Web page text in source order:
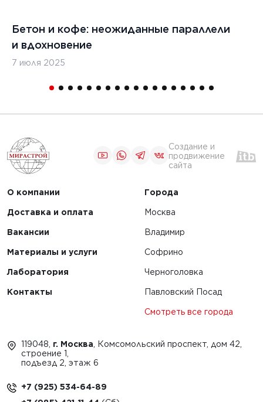
Бетон и кофе: неожиданные параллели
и вдохновение
7 июля 2025
Создание и
продвижение
сайта
О компании
Доставка и оплата
Вакансии
Материалы и услуги
Лаборатория
Контакты
Города
Москва
Владимир
Софрино
Черноголовка
Павловский Посад
Смотреть все города
119048, г. Москва , Комсомольский проспект, дом 42,
строение 1,
подъезд 2, этаж 6
+7 (925) 534-64-89